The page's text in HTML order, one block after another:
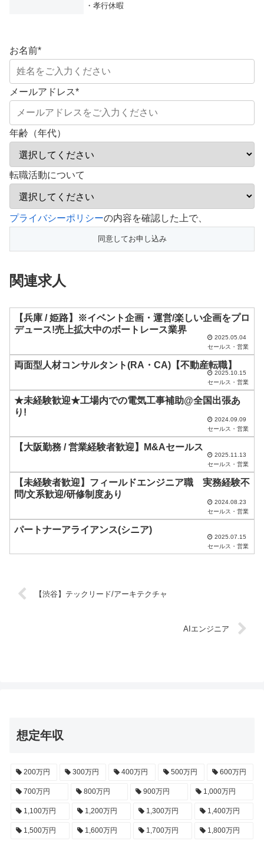
・孝行休暇
お名前*
メールアドレス*
年齢（年代）
転職活動について
こ
フ
ー
は
の
ま
に
さ
。
プライバシーポリシーの内容を確認した上で、
関連求人
【兵庫 / 姫路】※イベント企画・運営/楽しい企画をプロ
デュース!売上拡大中のボートレース業界
2025.05.04
セールス・営業
両面型人材コンサルタント(RA・CA)【不動産転職】
2025.10.15
セールス・営業
★未経験歓迎★工場内での電気工事補助@全国出張あ
り!
2024.09.09
セールス・営業
【大阪勤務 / 営業経験者歓迎】M&Aセールス
2025.11.13
セールス・営業
【未経験者歓迎】フィールドエンジニア職 実務経験不
問/文系歓迎/研修制度あり
2024.08.23
セールス・営業
パートナーアライアンス(シニア)
2025.07.15
セールス・営業
【渋谷】テックリード/アーキテクチャ
AIエンジニア
想定年収
200万円 300万円 400万円 500万円 600万円
700万円 800万円 900万円 1,000万円
1,100万円 1,200万円 1,300万円 1,400万円
1,500万円 1,600万円 1,700万円 1,800万円